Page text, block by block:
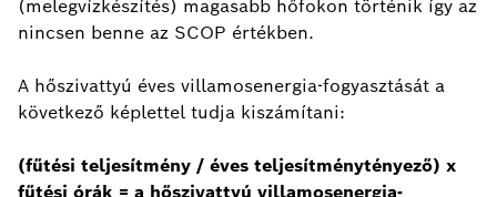
(melegvízkészítés) magasabb hőfokon történik így az
nincsen benne az SCOP értékben.
A hőszivattyú éves villamosenergia-fogyasztását a
következő képlettel tudja kiszámítani:
(fűtési teljesítmény / éves teljesítménytényező) x
fűtési órák = a hőszivattyú villamosenergia-